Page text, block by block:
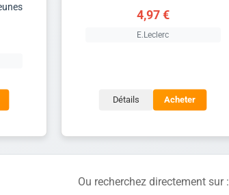
4,97 €
E.Leclerc
Détails Acheter
Ou recherchez directement sur :